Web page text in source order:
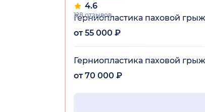
4.6
128 отзывов
Герниопластика паховой
от 55 000 ₽
Герниопластика паховой
от 70 000 ₽